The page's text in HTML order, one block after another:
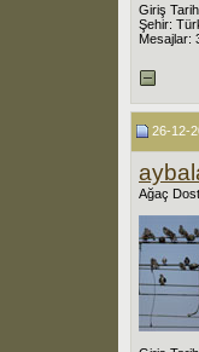
Giriş
Şehir:
Mesajlar:
26-12-
Ağaç